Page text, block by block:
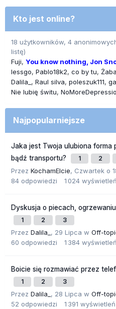
Kto jest online?
18 użytkowników, 4
listę)
Fuji You know nothing, Jon
lessgo Pablo18k2 co by tu
Dalila_
Raul silva poleszuk111
Nie lubię świtu
Najpopularniejsze
Jaka jest Twoja ulubiona forma
bądź transportu?
1 2
Przez KochamElcie, Czwartek o
84 odpowiedzi 1 024 wyświetleń
Dyskusja o piecach,
1 2 3
Przez Dalila_ , 29 Lipca w Off-
60 odpowiedzi 1 384 wyświetleń
Boicie się rozmawiać przez
1 2 3
Przez Dalila_ , 28 Lipca w Off-
52 odpowiedzi 1 391 wyświetleń